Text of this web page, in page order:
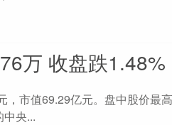
万 收盘跌1.48%
，市值69.29亿元。盘中股价最
央...